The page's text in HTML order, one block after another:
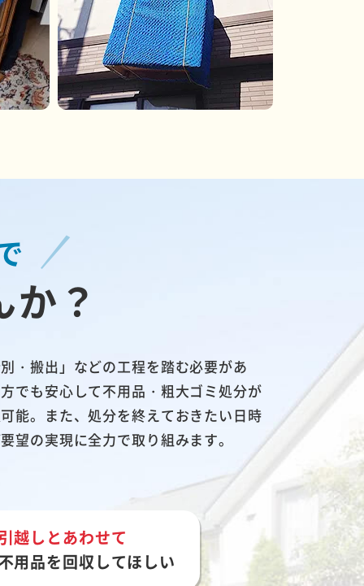
？
・搬出」などの工程を踏む必要があ
でも安心して不用品・粗大ゴミ処分が
能。また、処分を終えておきたい日時
の実現に全力で取り組みます。
越しとあわせて
用品を回収してほしい